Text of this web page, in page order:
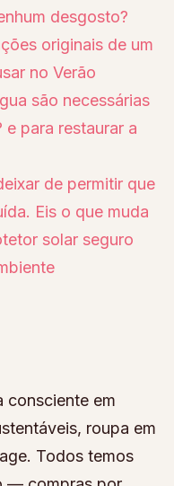
desgosto?
originais de um
no Verão
são necessárias
para restaurar a
de permitir que
Eis o que muda
solar seguro
consciente em
roupa em
Todos temos